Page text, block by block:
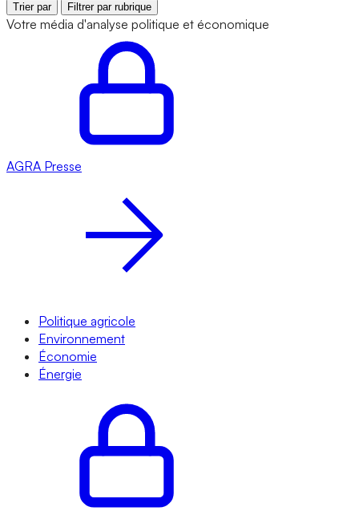
Trier par Filtrer par rubrique
Votre média d'analyse politique et économique
AGRA Presse
Politique agricole
Environnement
Économie
Énergie